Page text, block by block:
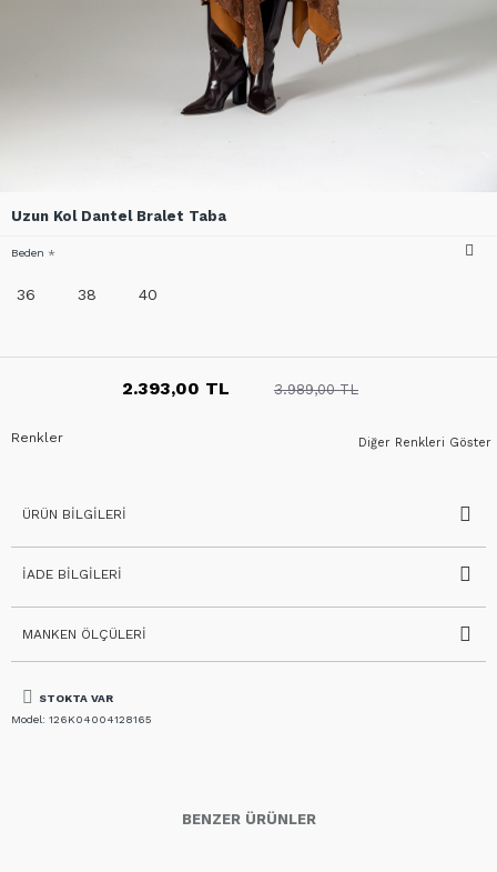
Uzun Kol Dantel Bralet Taba
STOKTA VAR
Model: 126K04004128165
2.393,00 TL 3.989,00 TL
Beden
36 38 40
Diğer Renkleri Göster
Renkler
ÜRÜN BILGILERI
İADE BILGILERI
MANKEN ÖLÇÜLERI
BENZER ÜRÜNLER